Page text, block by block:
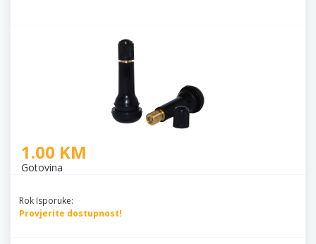
1.00 KM
Gotovina
Rok Isporuke:
Provjerite dostupnost!